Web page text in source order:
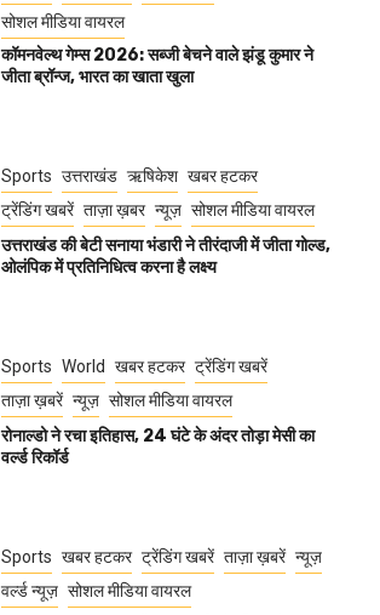
सोशल मीडिया वायरल
कॉमनवेल्थ गेम्स 2026: सब्जी बेचने वाले झंडू कुमार ने
जीता ब्रॉन्ज, भारत का खाता खुला
Sports उत्तराखंड ऋषिकेश खबर हटकर
ट्रेंडिंग खबरें ताज़ा ख़बर न्यूज़ सोशल मीडिया वायरल
उत्तराखंड की बेटी सनाया भंडारी ने तीरंदाजी में जीता गोल्ड,
ओलंपिक में प्रतिनिधित्व करना है लक्ष्य
Sports World खबर हटकर ट्रेंडिंग खबरें
ताज़ा ख़बरें न्यूज़ सोशल मीडिया वायरल
रोनाल्डो ने रचा इतिहास, 24 घंटे के अंदर तोड़ा मेसी का
वर्ल्ड रिकॉर्ड
Sports खबर हटकर ट्रेंडिंग खबरें ताज़ा ख़बरें न्यूज़
वर्ल्ड न्यूज़ सोशल मीडिया वायरल